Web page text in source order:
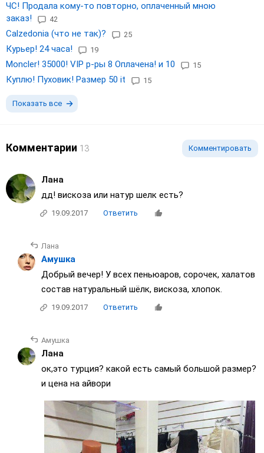
ЧС! Продала кому-то повторно, оплаченный мною
заказ!
42
Calzedonia (что не так)? 25
Курьер! 24 часа! 19
Moncler! 35000! VIP р-ры 8 Оплачена! и 10 15
Куплю! Пуховик! Размер 50 it 15
Показать все
Комментарии 13 Комментировать
Лана
дд! вискоза или натур шелк есть?
19.09.2017 Ответить
Лана
Амушка
Добрый вечер! У всех пеньюаров, сорочек, халатов
состав натуральный шёлк, вискоза, хлопок.
19.09.2017 Ответить
Амушка
Лана
ок,это турция? какой есть самый большой размер?
и цена на айвори